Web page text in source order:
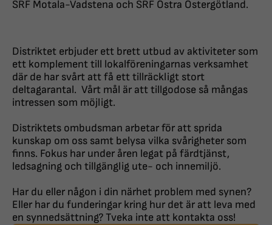
SRF Motala-Vadstena och SRF Östra Östergötland.
Distriktet erbjuder ett brett utbud av aktiviteter som
ett komplement till lokalföreningarnas verksamhet
där de har svårt att få ett tillräckligt stort
deltagarantal. Vårt mål är att tillgodose så mångas
intressen som möjligt.
Distriktets ombudsman arbetar för att sprida
kunskap om oss samt belysa vilka svårigheter som
finns. Fokus har under åren legat på färdtjänst,
ledsagning och tillgänglig ute- och innemiljö.
Har du eller någon i din närhet problem med synen?
Eller har du funderingar kring hur det är att leva med
en synnedsättning? Tveka inte att kontakta oss!